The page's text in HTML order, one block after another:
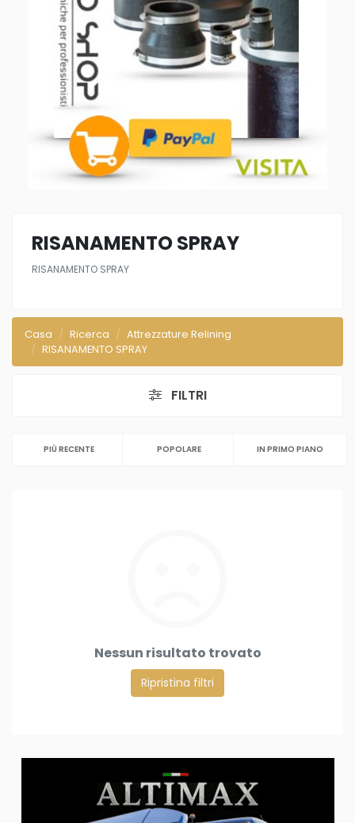
RISANAMENTO SPRAY
RISANAMENTO SPRAY
Casa Ricerca
Attrezzature Relining
RISANAMENTO SPRAY
FILTRI
PIÙ RECENTE POPOLARE IN PRIMO PIANO
Nessun risultato trovato
Ripristina filtri